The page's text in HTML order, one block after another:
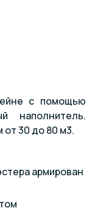
с помощью
наполнитель.
30 до 80 м3.
армирован